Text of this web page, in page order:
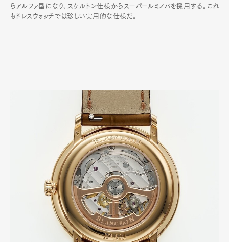
らアルファ型になり､スケルトン仕様からスーパールミノバを採用する｡これ
もドレスウォッチでは珍しい実用的な仕様だ｡